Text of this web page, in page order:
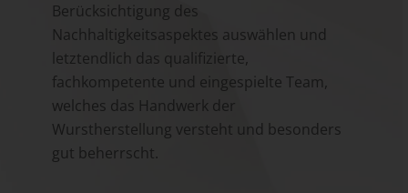
Berücksichtigung des
Nachhaltigkeitsaspektes auswählen und
letztendlich das qualifizierte,
fachkompetente und eingespielte Team,
welches das Handwerk der
Wurstherstellung versteht und besonders
gut beherrscht.